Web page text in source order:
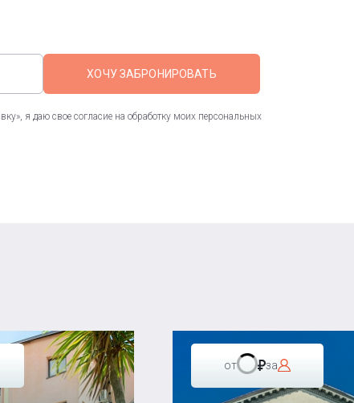
ХОЧУ ЗАБРОНИРОВАТЬ
я даю свое согласие на обработку моих персональных
от за